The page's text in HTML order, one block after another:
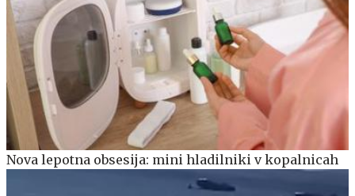
Nova lepotna obsesija: mini hladilniki v kopalnicah